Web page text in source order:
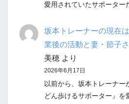
愛用されていたサポーター
坂本トレーナーの現在
業後の活動と妻・節子
美穂より
2026年6月17日
以前から、坂本トレーナー
どん歩けるサポーター』を